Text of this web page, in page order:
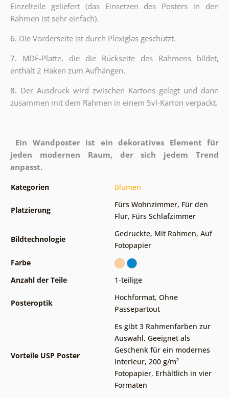
Einzelteile geliefert (das Einsetzen des Posters in den
Rahmen ist sehr einfach).
6. Die Vorderseite ist durch Plexiglas geschützt.
7. MDF-Platte, die die Rückseite des Rahmens bildet,
enthält 2 Haken zum Aufhängen.
8. Der Ausdruck wird zwischen Kartons gelegt und dann
zusammen mit dem Rahmen in einem 5vl-Karton verpackt.
Ein Wandposter ist ein dekoratives Element für
jeden modernen Raum, der sich jedem Trend
anpasst.
Kategorien Blumen
Platzierung
Fürs Wohnzimmer, Für den
Flur, Fürs Schlafzimmer
Bildtechnologie
Gedruckte, Mit Rahmen, Auf
Fotopapier
Farbe
Anzahl der Teile
1-teilige
Posteroptik
Hochformat, Ohne
Passepartout
Vorteile USP Poster
Es gibt 3 Rahmenfarben zur
Auswahl, Geeignet als
Geschenk für ein modernes
Interieur, 200 g/m²
Fotopapier, Erhältlich in vier
Formaten